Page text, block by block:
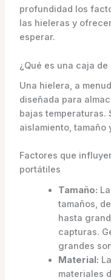
profundidad los
las hieleras y
esperar.
¿Qué es una caja de
Una hielera, a
diseñada para
bajas temperaturas.
aislamiento, tamaño
Factores que
portátiles
Tamaño:
tamaños,
hasta
capturas.
grandes
Material:
materiales